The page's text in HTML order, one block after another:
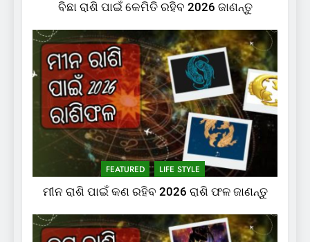
ବିଛା ରାଶି ପାଇଁ କେମିତି ରହିବ 2026 ଜାଣନ୍ତୁ
FEATURED LIFE STYLE
ମୀନ ରାଶି ପାଇଁ କଣ ରହିବ 2026 ରାଶି ଫଳ ଜାଣନ୍ତୁ